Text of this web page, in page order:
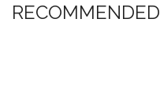
RECOMMENDED